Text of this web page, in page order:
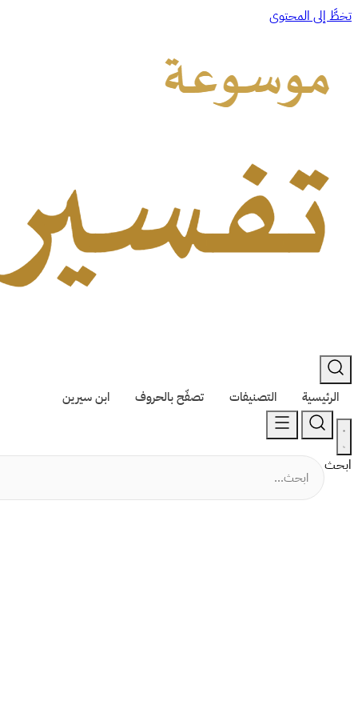
تخطَّ إلى المحتوى
الرئيسية التصنيفات تصفّح بالحروف ابن سيرين
ابحث